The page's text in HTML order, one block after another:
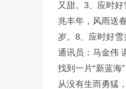
又甜。3、应时
兆丰年，风雨送
岁。8、应时好雪
通讯员：马金伟
找到一片“新蓝海
从没有生而勇猛